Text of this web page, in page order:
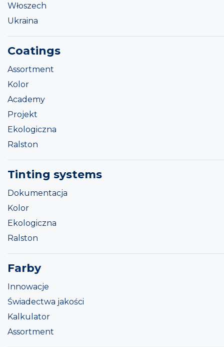
Włoszech
Ukraina
Coatings
Assortment
Kolor
Academy
Projekt
Ekologiczna
Ralston
Tinting systems
Dokumentacja
Kolor
Ekologiczna
Ralston
Farby
Innowacje
Świadectwa jakości
Kalkulator
Assortment